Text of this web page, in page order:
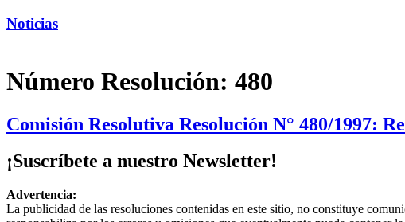
Noticias
Número Resolución: 480
Comisión Resolutiva Resolución N° 480/1997:
¡Suscríbete a nuestro Newsletter!
Advertencia:
La publicidad de las resoluciones contenidas en este sitio, no constituye